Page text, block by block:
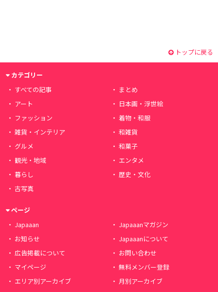
トップに戻る
カテゴリー
すべての記事
まとめ
アート
日本画・浮世絵
ファッション
着物・和服
雑貨・インテリア
和雑貨
グルメ
和菓子
観光・地域
エンタメ
暮らし
歴史・文化
古写真
ページ
Japaaan
Japaaanマガジン
お知らせ
Japaaanについて
広告掲載について
お問い合わせ
マイページ
無料メンバー登録
エリア別アーカイブ
月別アーカイブ